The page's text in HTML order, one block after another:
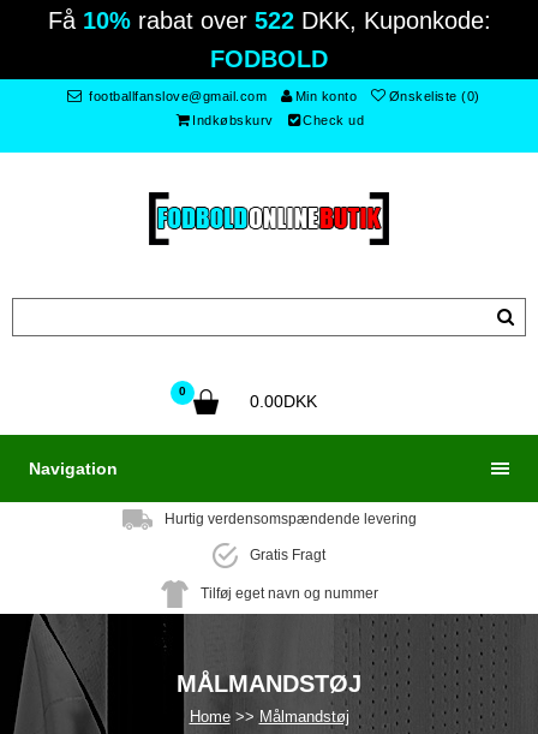
Få 10%rabat over 522DKK, Kuponkode:
FODBOLD
footballfanslove@gmail.com Min konto
Ønskeliste (0)
Indkøbskurv
Check ud
0
0.00DKK
Navigation
Hurtig verdensomspændende levering
Gratis Fragt
Tilføj eget navn og nummer
MÅLMANDSTØJ
Home Målmandstøj